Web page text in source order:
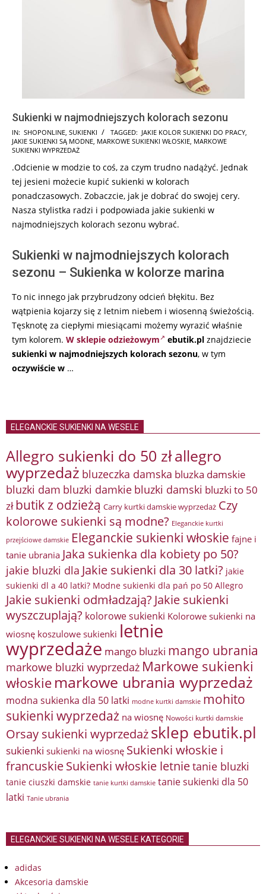
Sukienki w najmodniejszych kolorach sezonu
2026-
02-
IN: SHOPONLINE, SUKIENKI TAGGED: JAKIE KOLOR SUKIENKI DO PRACY,
JAKIE SUKIENKI SĄ MODNE, MARKOWE SUKIENKI WŁOSKIE, MARKOWE
SUKIENKI WYPRZEDAŻ
.Odcienie w modzie to coś, za czym trudno nadążyć. Jednak
tej jesieni możecie kupić sukienki w kolorach
ponadczasowych. Zobaczcie, jak je dobrać do swojej cery.
Nasza stylistka radzi i podpowiada jakie sukienki w
najmodniejszych kolorach sezonu wybrać.
Sukienki w najmodniejszych kolorach
sezonu – Sukienka w kolorze marina
To nic innego jak przybrudzony odcień błękitu. Bez
wątpienia kojarzy się z letnim niebem i wiosenną świeżością.
Tęsknotę za ciepłymi miesiącami możemy wyrazić właśnie
tym kolorem. W sklepie odzieżowym ebutik.pl znajdziecie
sukienki w najmodniejszych kolorach sezonu, w tym
oczywiście w …
ELEGANCKIE SUKIENKI NA WESELE
Allegro sukienki do 50 złallegro
wyprzedaż bluzeczka damska bluzka damskie
bluzki dam bluzki damkie bluzki damski bluzki to 50
zł butik z odzieżą Carry kurtki damskie wyprzedaż Czy
kolorowe sukienki są modne? Eleganckie kurtki
przejściowe damskie Eleganckie sukienki włoskie fajne i
tanie ubrania Jaka sukienka dla kobiety po 50?
jakie bluzki dla Jakie sukienki dla 30 latki? jakie
sukienki dl a 40 latki? Modne sukienki dla pań po 50 Allegro
Jakie sukienki odmładzają? Jakie sukienki
wyszczuplają? kolorowe sukienki Kolorowe sukienki na
wiosnę koszulowe sukienki letnie
wyprzedaże mango bluzki mango ubrania
markowe bluzki wyprzedaż Markowe sukienki
włoskie markowe ubrania wyprzedaż
modna sukienka dla 50 latki modne kurtki damskie mohito
sukienki wyprzedaż na wiosnę Nowości kurtki damskie
Orsay sukienki wyprzedażsklep ebutik.pl
sukienki sukienki na wiosnę Sukienki włoskie i
francuskieSukienki włoskie letnietanie bluzki
tanie ciuszki damskie tanie kurtki damskie tanie sukienki dla 50
latki Tanie ubrania
ELEGANCKIE SUKIENKI NA WESELE KATEGORIE
adidas
Akcesoria damskie